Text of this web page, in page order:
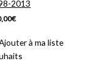
2013
€
à ma liste